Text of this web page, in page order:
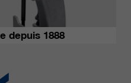
depuis 1888